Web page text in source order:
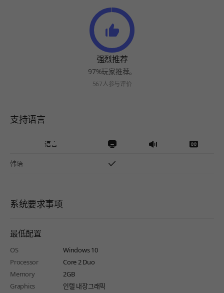
强烈推荐
97%玩家推荐。
567人参与评价
支持语言
语言
韩语
系统要求事项
最低配置
OS
Windows 10
Processor
Core 2 Duo
Memory
2GB
Graphics
인텔 내장그래픽